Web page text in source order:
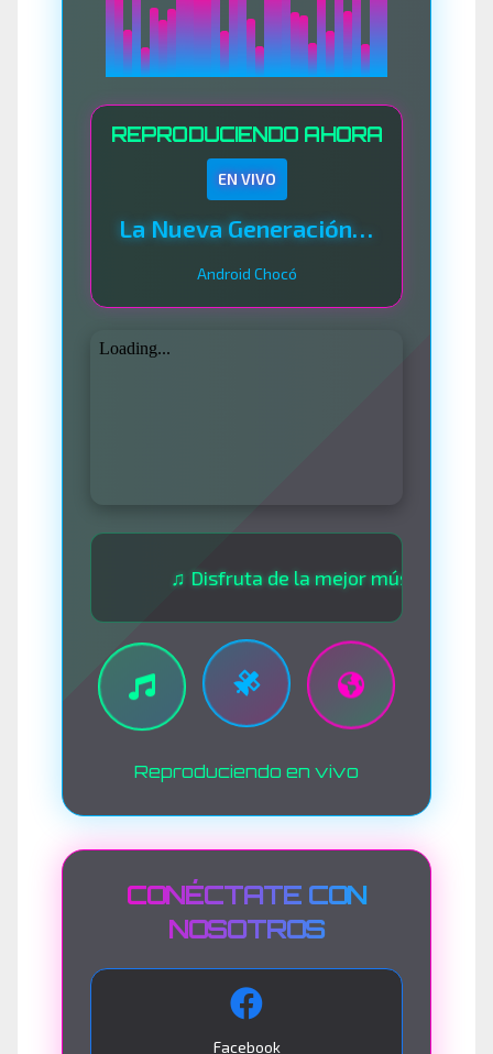
REPRODUCIENDO AHORA
EN VIVO
La Nueva Generación Del Sistema
Android Chocó
♫ Disfruta de la mejor música las 24
Reproduciendo en vivo
CONÉCTATE CON
NOSOTROS
Facebook